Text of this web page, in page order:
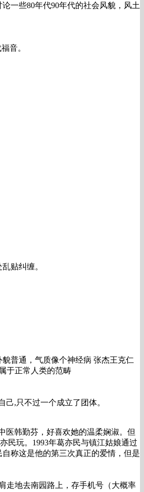
一些80年代90年代的社会风貌，风土
音。
贴纠缠。
普通，气质像个神经病 张杰王克仁
于正常人类的范畴
,只不过一个成立了团体。
医韩勤芬，好喜欢她的温柔娴淑。但
民玩。1993年葛亦民与镇江姑娘通过
称这是他的第三次真正的爱情，但是
走地去南园路上，存手机号（大概率